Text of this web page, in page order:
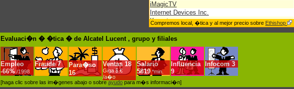
iMagicTV
Internet Devices Inc.
Kymata
Lubelec
Native Networks
Radio Frequency Systems,RFS
Shanghai Bell,Soci�t� Immobili�re La Bo�tie
Telera, TiMetra
Watercove Networks
Xylan
Compremos local, �tica y al mejor precio sobre Ethishop
Evaluaci�n � �tica � de Alcatel Lucent , grupo y filiales
Empleo
-66% /1998
Fraude 7
Para�so
16
Ventas 18
Giga $.€
/a�o
Salario
5819*min.
Influencia
9
Infocom 3
[haga clic sobre las im�genes abajo o sobreayudopara m�s informaci�n]